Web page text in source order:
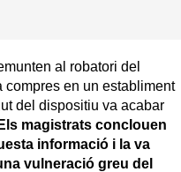
al robatori del
en un establiment
del dispositiu va acabar
Els magistrats conclouen
informació i la va
vulneració greu del